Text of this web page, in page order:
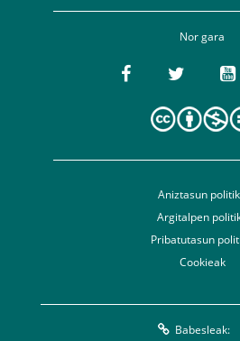
Nor gara
Aniztasun
Argitalpen
Pribatutasun
Cookieak
Babesleak: